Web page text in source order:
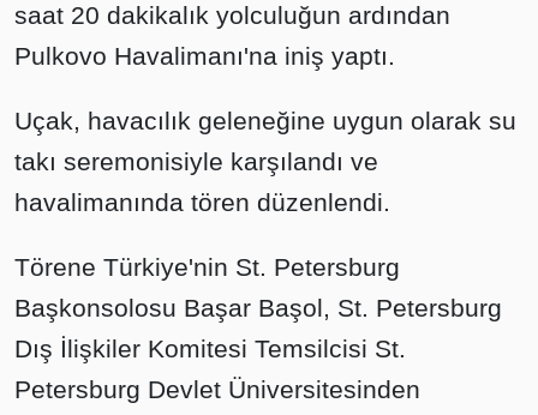
saat 20 dakikalık yolculuğun ardından
Pulkovo Havalimanı'na iniş yaptı.
Uçak, havacılık geleneğine uygun olarak su
takı seremonisiyle karşılandı ve
havalimanında tören düzenlendi.
Törene Türkiye'nin St. Petersburg
Başkonsolosu Başar Başol, St. Petersburg
Dış İlişkiler Komitesi Temsilcisi St.
Petersburg Devlet Üniversitesinden